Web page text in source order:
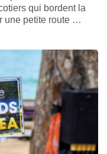
qui bordent la
une petite route …